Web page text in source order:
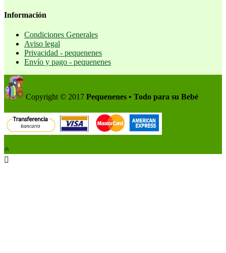
Información
Condiciones Generales
Aviso legal
Privacidad - pequenenes
Envío y pago - pequenenes
Copyright © 2017 Pequenenes • Todo para su Bebé
